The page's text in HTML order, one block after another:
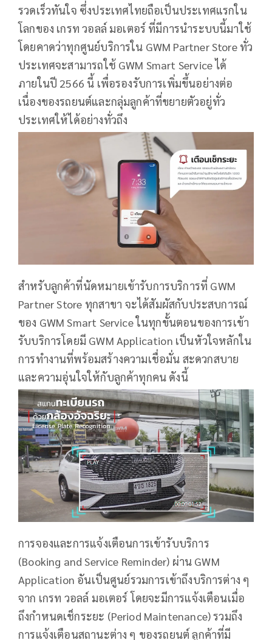
รวดเร็วทันใจ ซึ่งประเทศไทยถือเป็นประเทศแรกใน
โลกของ เกรท วอลล์ มอเตอร์ ที่มีการนำระบบนี้มาใช้
โดยคาดว่าทุกศูนย์บริการใน GWM Partner Store ทั่ว
ประเทศจะสามารถใช้ GWM Smart Service ได้
ภายในปี 2566 นี้ เพื่อรองรับการเพิ่มขึ้นอย่างต่อ
เนื่องของรถยนต์และกลุ่มลูกค้าที่ขยายตัวอยู่ทั่ว
ประเทศให้ได้อย่างทั่วถึง
สำหรับลูกค้าที่นัดหมายเข้ารับการบริการที่ GWM
Partner Store ทุกสาขา จะได้สัมผัสกับประสบการณ์
ของ GWM Smart Service ในทุกขั้นตอนของการเข้า
รับบริการโดยมี GWM Application เป็นหัวใจหลักใน
การทำงานที่พร้อมสร้างความเชื่อมั่น สะดวกสบาย
และความอุ่นใจให้กับลูกค้าทุกคน ดังนี้
การจองและการแจ้งเตือนการเข้ารับบริการ
(Booking and Service Reminder) ผ่าน GWM
Application อันเป็นศูนย์รวมการเข้าถึงบริการต่าง ๆ
จาก เกรท วอลล์ มอเตอร์ โดยจะมีการแจ้งเตือนเมื่อ
ถึงกำหนดเช็กระยะ (Period Maintenance) รวมถึง
การแจ้งเตือนสถานะต่าง ๆ ของรถยนต์ ลูกค้าที่มี